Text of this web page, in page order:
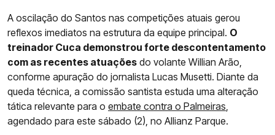
A oscilação do Santos nas competições atuais gerou
reflexos imediatos na estrutura da equipe principal. O
treinador Cuca demonstrou forte descontentamento
com as recentes atuações do volante Willian Arão,
conforme apuração do jornalista Lucas Musetti. Diante da
queda técnica, a comissão santista estuda uma alteração
tática relevante para o embate contra o Palmeiras,
agendado para este sábado (2), no Allianz Parque.